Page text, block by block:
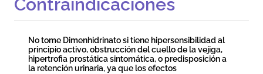
Contraindicaciones
No tome Dimenhidrinato si tiene hipersensibilidad al
principio activo, obstrucción del cuello de la vejiga,
hipertrofia prostática sintomática, o predisposición a
la retención urinaria, ya que los efectos